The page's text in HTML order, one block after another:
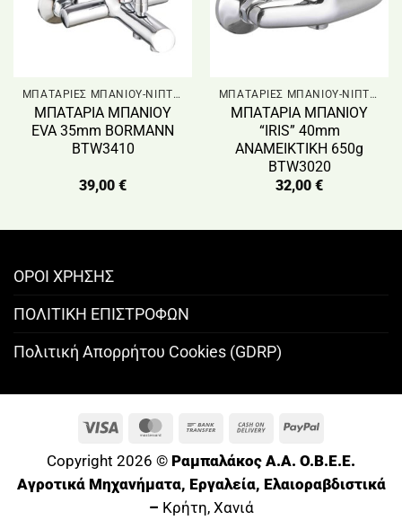
ΜΠΑΤΑΡΙΕΣ ΜΠΑΝΙΟΥ-ΝΙΠΤΗΡΑ & ΣΤΗΛΗ ΝΤΟΥΣ
ΜΠΑΤΑΡΙΑ ΜΠΑΝΙΟΥ
EVA 35mm BORMANN
BTW3410
39,00 €
ΜΠΑΤΑΡΙΕΣ ΜΠΑΝΙΟΥ-ΝΙΠΤΗΡΑ & ΣΤΗΛΗ ΝΤΟΥΣ
ΜΠΑΤΑΡΙΑ ΜΠΑΝΙΟΥ
“IRIS” 40mm
ΑΝΑΜΕΙΚΤΙΚΗ 650g
BTW3020
32,00 €
ΟΡΟΙ ΧΡΗΣΗΣ
ΠΟΛΙΤΙΚΗ ΕΠΙΣΤΡΟΦΩΝ
Πολιτική Απορρήτου Cookies (GDRP)
Visa MasterCard
Bank
Cash
PayPal
Copyright 2026 © Ραμπαλάκος A.A. O.B.E.E.
Αγροτικά Μηχανήματα, Εργαλεία, Ελαιοραβδιστικά
– Κρήτη, Χανιά